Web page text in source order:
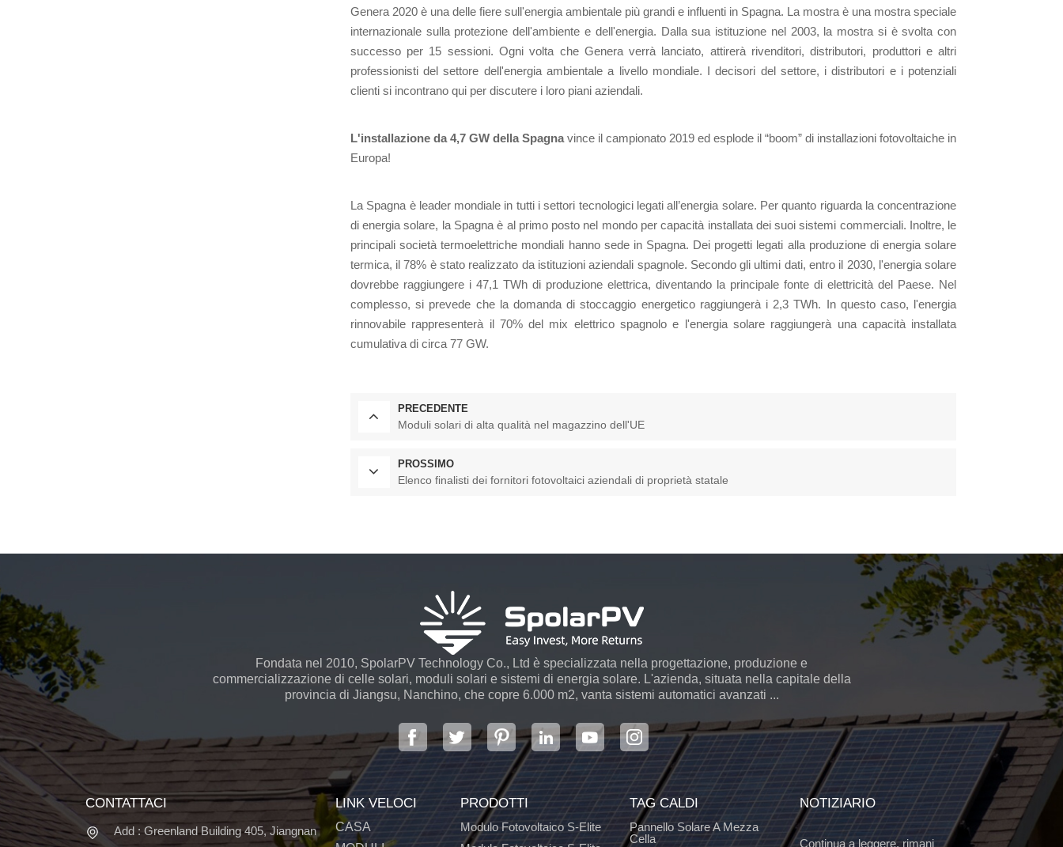
Genera 2020 è una delle fiere sull'energia ambientale più grandi e influenti in Spagna. La mostra è una mostra speciale
internazionale sulla protezione dell'ambiente e dell'energia. Dalla sua istituzione nel 2003, la mostra si è svolta con
successo per 15 sessioni. Ogni volta che Genera verrà lanciato, attirerà rivenditori, distributori, produttori e altri
professionisti del settore dell'energia ambientale a livello mondiale. I decisori del settore, i distributori e i potenziali
clienti si incontrano qui per discutere i loro piani aziendali.
L'installazione da 4,7 GW della Spagnavince il campionato 2019 ed esplode il “boom” di installazioni fotovoltaiche in
Europa!
La Spagna è leader mondiale in tutti i settori tecnologici legati all’energia solare. Per quanto riguarda la concentrazione
di energia solare, la Spagna è al primo posto nel mondo per capacità installata dei suoi sistemi commerciali. Inoltre, le
principali società termoelettriche mondiali hanno sede in Spagna. Dei progetti legati alla produzione di energia solare
termica, il 78% è stato realizzato da istituzioni aziendali spagnole. Secondo gli ultimi dati, entro il 2030, l'energia solare
dovrebbe raggiungere i 47,1 TWh di produzione elettrica, diventando la principale fonte di elettricità del Paese. Nel
complesso, si prevede che la domanda di stoccaggio energetico raggiungerà i 2,3 TWh. In questo caso, l'energia
rinnovabile rappresenterà il 70% del mix elettrico spagnolo e l'energia solare raggiungerà una capacità installata
cumulativa di circa 77 GW.
PRECEDENTE
Moduli solari di alta qualità nel magazzino dell'UE
PROSSIMO
Elenco finalisti dei fornitori fotovoltaici aziendali di proprietà statale
Fondata nel 2010, SpolarPV Technology Co., Ltd è specializzata nella progettazione, produzione e
commercializzazione di celle solari, moduli solari e sistemi di energia solare. L'azienda, situata nella capitale della
provincia di Jiangsu, Nanchino, che copre 6.000 m2, vanta sistemi automatici avanzati ...
CONTATTACI
Add : Greenland Building 405, Jiangnan
LINK VELOCI
CASA
PRODOTTI
Modulo Fotovoltaico S-Elite
TAG CALDI
Pannello Solare A Mezza
Cella
NOTIZIARIO
Continua a leggere, rimani